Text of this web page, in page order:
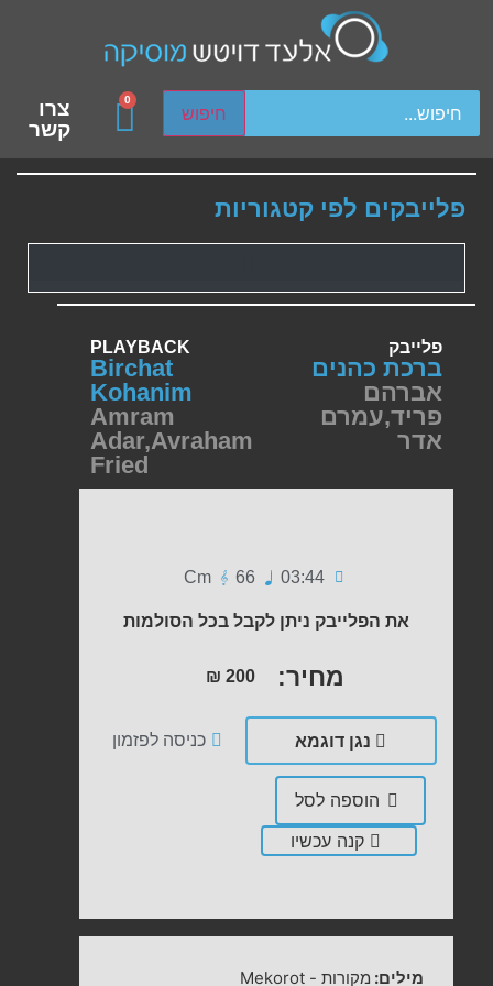
חיפוש
device users, explore by touch or with swipe gestures.
0
צרו
קשר
פלייבקים לפי קטגוריות
פלייבק
ברכת כהנים
אברהם
פריד,עמרם
אדר
PLAYBACK
Birchat
Kohanim
Amram
Adar,Avraham
Fried
03:44
66
Cm
את הפלייבק ניתן לקבל בכל הסולמות
מחיר: ₪ 200
נגן דוגמא כניסה לפזמון
הוספה לסל
קנה עכשיו
מילים: מקורות -
Mekorot